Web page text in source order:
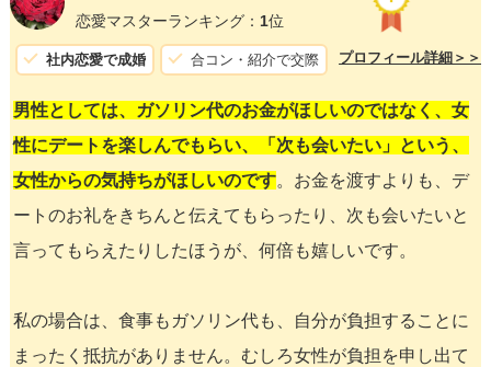
恋愛マスターランキング： 1位
社内恋愛で成婚 合コン・紹介で交際 プロフィール詳細＞＞
男性としては、ガソリン代のお金がほしいのではなく、女
性にデートを楽しんでもらい、「次も会いたい」という、
女性からの気持ちがほしいのです。お金を渡すよりも、デ
ートのお礼をきちんと伝えてもらったり、次も会いたいと
言ってもらえたりしたほうが、何倍も嬉しいです。
私の場合は、食事もガソリン代も、自分が負担することに
まったく抵抗がありません。むしろ女性が負担を申し出て